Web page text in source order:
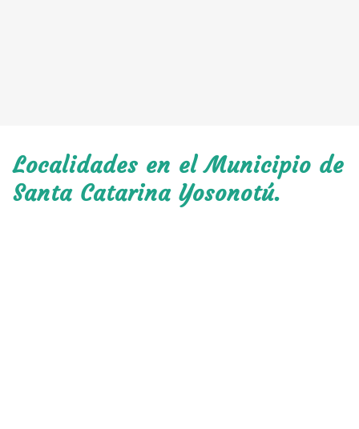
Localidades en el Municipio de
Santa Catarina Yosonotú.